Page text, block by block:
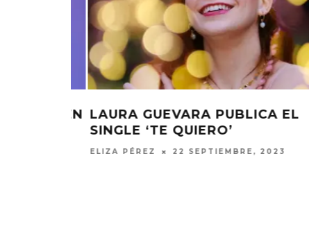
LAURA GUEVARA ESTRENA EL
SENCILLO ‘SOLEDAD’
ELIZA PÉREZ 30 JUNIO, 2023